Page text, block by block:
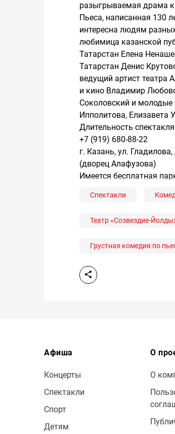
разыгрываемая драма к
Пьеса, написанная 130
интересна людям
любимица казанской
Татарстан Елена
Татарстан Денис
ведущий артист театра
и кино Владимир
Соколовский и молодые
Ипполитова, Елизавета
Длительность
+7 (919) 680-88-22
г. Казань, ул.
(дворец Алафузова)
Имеется бесплатная
Спектакли
Театр «Созвездие-
Грустная комедия по
Афиша
Концерты
Спектакли
Спорт
Детям
О
О